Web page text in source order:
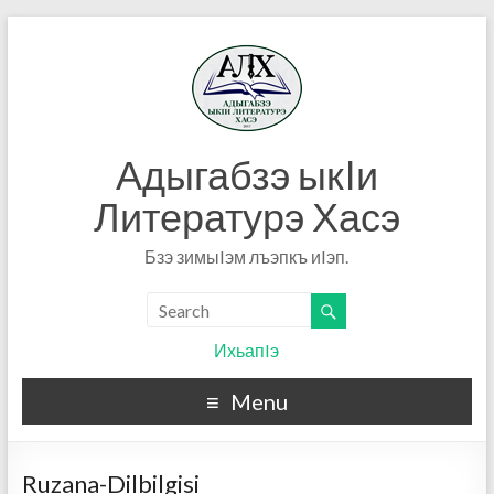
Адыгабзэ ыкIи
Литературэ Хасэ
Бзэ зимыIэм лъэпкъ иIэп.
ИхьапIэ
Menu
Ruzana-Dilbilgisi